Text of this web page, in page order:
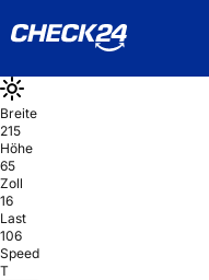
Breite
215
Höhe
65
Zoll
16
Last
106
Speed
T